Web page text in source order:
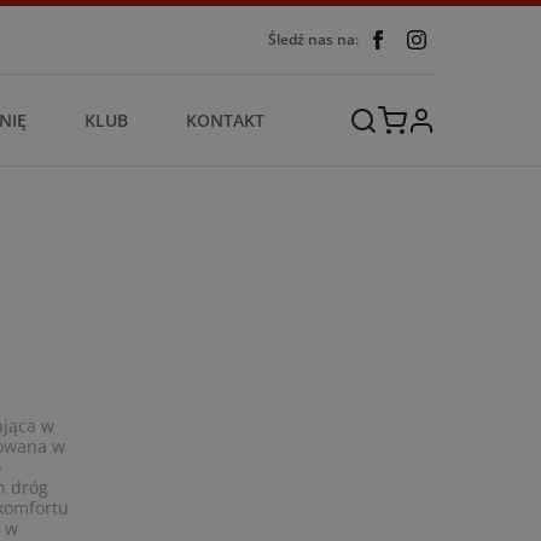
Śledź nas na:
KLUB KONTAKT
w
w
dróg
w